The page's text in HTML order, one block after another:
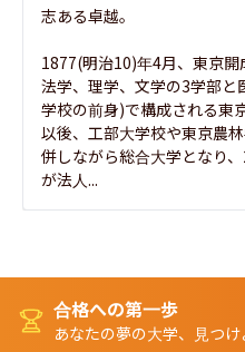
志ある卓越。
1877(明治10)年4月、東京開
法学、理学、文学の3学部
学校の前身)で構成される東
以後、工部大学校や東京農
併しながら総合大学となり
が法人...
合格への第一歩
あなたの夢の大学、見つけ